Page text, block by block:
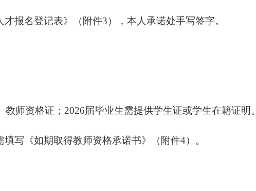
才报名登记表》（附件3）， 本人承诺处手写签字。
师资格证；2026届毕业生需提供学生证或学生在籍证明。
写《如期取得教师资格承诺书》（附件4）。